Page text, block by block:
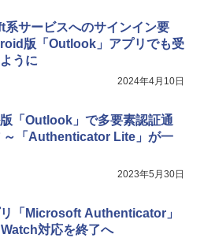
系サービスへのサインイン要
版「Outlook」アプリでも受
うに
2024年4月10日
「Outlook」で多要素認証通
～「Authenticator Lite」が一
2023年5月30日
「Microsoft Authenticator」
対応を終了へ